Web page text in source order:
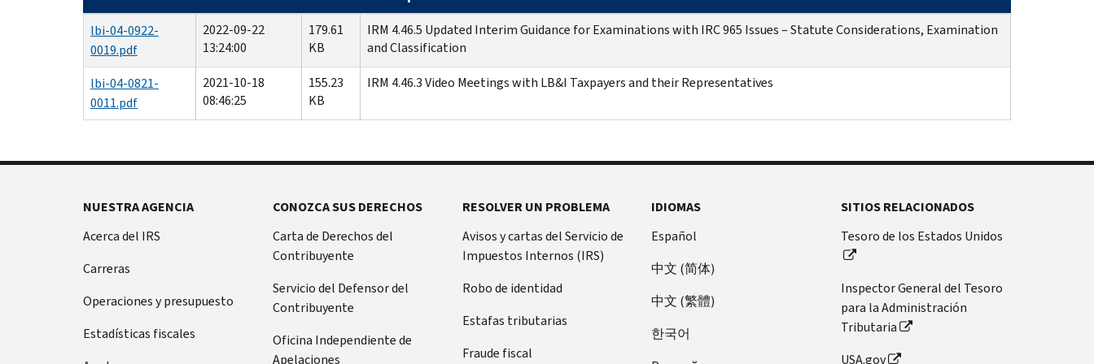
lbi-04-0922-
0019.pdf
2022-09-22
13:24:00
179.61
KB
IRM 4.46.5 Updated Interim Guidance for Examinations with IRC 965 Issues – Statute Considerations, Examination
and Classification
lbi-04-0821-
0011.pdf
2021-10-18
08:46:25
155.23
KB
IRM 4.46.3 Video Meetings with LB&I Taxpayers and their Representatives
NUESTRA AGENCIA
Acerca del IRS
Carreras
Operaciones y presupuesto
Estadísticas fiscales
CONOZCA SUS DERECHOS
Carta de Derechos del
Contribuyente
Servicio del Defensor del
Contribuyente
Oficina Independiente de
Apelaciones
RESOLVER UN PROBLEMA
Avisos y cartas del Servicio de
Impuestos Internos (IRS)
Robo de identidad
Estafas tributarias
Fraude fiscal
IDIOMAS
Español
中文 (简体)
中文 (繁體)
한국어
SITIOS RELACIONADOS
Tesoro de los Estados Unidos
Inspector General del Tesoro
para la Administración
Tributaria
USA.gov